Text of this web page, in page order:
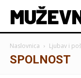
Naslovnica Ljubav i
SPOLNOST